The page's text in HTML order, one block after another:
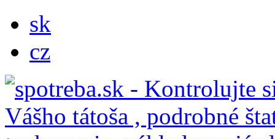
sk
cz